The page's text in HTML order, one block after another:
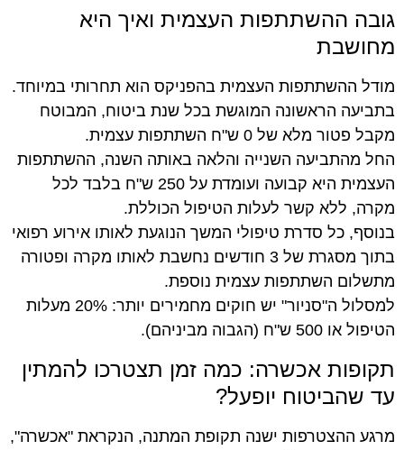
גובה ההשתתפות העצמית ואיך היא
מחושבת
מודל ההשתתפות העצמית בהפניקס הוא תחרותי במיוחד.
בתביעה הראשונה המוגשת בכל שנת ביטוח, המבוטח
מקבל פטור מלא של 0 ש"ח השתתפות עצמית.
החל מהתביעה השנייה והלאה באותה השנה, ההשתתפות
העצמית היא קבועה ועומדת על 250 ש"ח בלבד לכל
מקרה, ללא קשר לעלות הטיפול הכוללת.
בנוסף, כל סדרת טיפולי המשך הנוגעת לאותו אירוע רפואי
בתוך מסגרת של 3 חודשים נחשבת לאותו מקרה ופטורה
מתשלום השתתפות עצמית נוספת.
למסלול ה"סניור" יש חוקים מחמירים יותר: 20% מעלות
הטיפול או 500 ש"ח (הגבוה מביניהם).
תקופות אכשרה: כמה זמן תצטרכו להמתין
עד שהביטוח יופעל?
מרגע ההצטרפות ישנה תקופת המתנה, הנקראת "אכשרה",